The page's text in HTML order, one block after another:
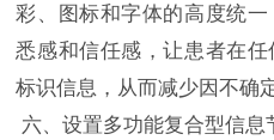
彩、图标和字体的高度统
悉感和信任感，让患者在
标识信息，从而减少因不确
六、设置多功能复合型信息